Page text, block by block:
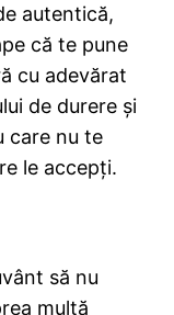
autentică,
că te pune
cu adevărat
de durere și
care nu te
le accepți.
să nu
multă